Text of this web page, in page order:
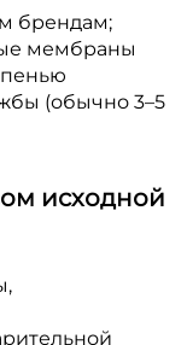
брендам;
мембраны
(обычно 3–5
исходной